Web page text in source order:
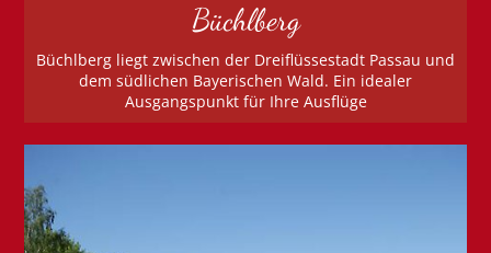
Büchlberg
Büchlberg liegt zwischen der Dreiflüssestadt Passau und
dem südlichen Bayerischen Wald. Ein idealer
Ausgangspunkt für Ihre Ausflüge